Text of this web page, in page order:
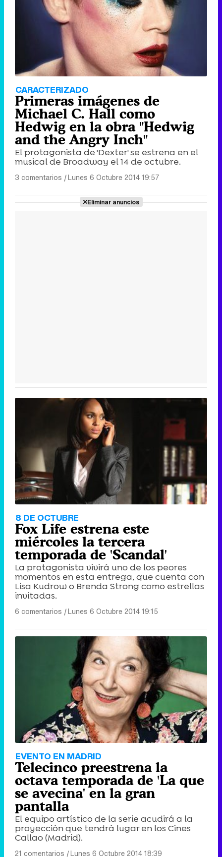
CARACTERIZADO
Primeras imágenes de
Michael C. Hall como
Hedwig en la obra "Hedwig
and the Angry Inch"
El protagonista de 'Dexter' se estrena en el
musical de Broadway el 14 de octubre.
3 comentarios |Lunes 6 Octubre 2014 19:57
Eliminar anuncios
8 DE OCTUBRE
Fox Life estrena este
miércoles la tercera
temporada de 'Scandal'
La protagonista vivirá uno de los peores
momentos en esta entrega, que cuenta con
Lisa Kudrow o Brenda Strong como estrellas
invitadas.
6 comentarios |Lunes 6 Octubre 2014 19:15
EVENTO EN MADRID
Telecinco preestrena la
octava temporada de 'La que
se avecina' en la gran
pantalla
El equipo artístico de la serie acudirá a la
proyección que tendrá lugar en los Cines
Callao (Madrid).
21 comentarios |Lunes 6 Octubre 2014 18:39